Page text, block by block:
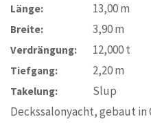
Länge: 13,00m
Breite: 3,90m
Verdrängung: 12,000t
Tiefgang: 2,20m
Takelung:
Slup
Deckssalonyacht, gebaut in